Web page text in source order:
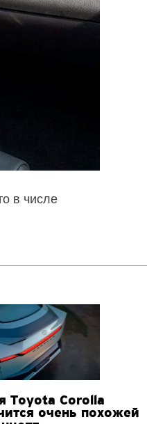
в числе
Toyota Corolla
очень похожей